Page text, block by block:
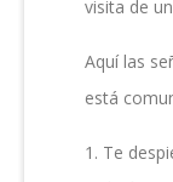
visita de
Aquí las
está
1. Te